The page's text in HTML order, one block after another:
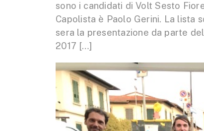
sono i candidati di Volt Sesto
Capolista è Paolo Gerini. La lista
sera la presentazione da parte
2017 […]